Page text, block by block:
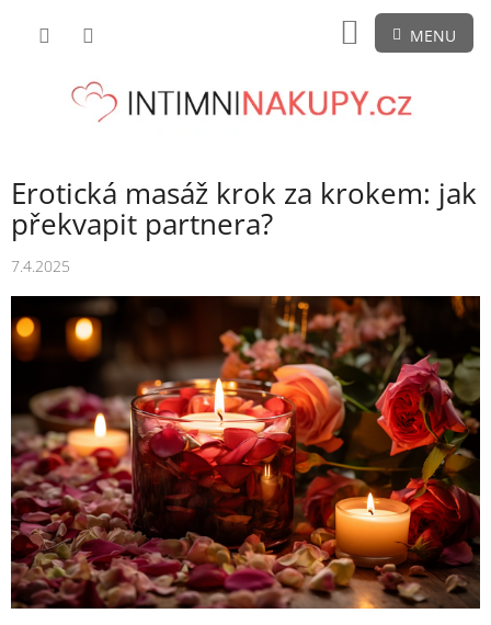
NÁKUPNÍ
KOŠÍK
Erotická masáž krok za krokem: jak
překvapit partnera?
7.4.2025